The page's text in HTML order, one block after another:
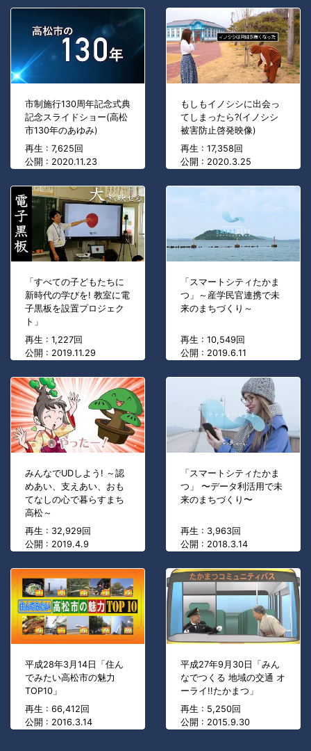
市制施行130周年記念式典
記念スライドショー(高松
市130年のあゆみ)
再生 : 7,625回
公開 : 2020.11.23
もしもイノシシに出会っ
てしまったら?(イノシシ
被害防止啓発映像)
再生 : 17,358回
公開 : 2020.3.25
「すべての子どもたちに
新時代の学びを! 教室に電
子黒板を設置プロジェク
ト」
再生 : 1,227回
公開 : 2019.11.29
「スマートシティたかま
つ」～産学民官連携で未
来のまちづくり～
再生 : 10,549回
公開 : 2019.6.11
みんなでUDしよう! ～認
めあい、支えあい、おも
てなしの心で暮らすまち
高松～
再生 : 32,929回
公開 : 2019.4.9
「スマートシティたかま
つ」 〜データ利活用で未
来のまちづくり〜
再生 : 3,963回
公開 : 2018.3.14
平成28年3月14日「住ん
でみたい高松市の魅力
TOP10」
再生 : 66,412回
公開 : 2016.3.14
平成27年9月30日「みん
なでつくる 地域の交通 オ
ーライ!!たかまつ」
再生 : 5,250回
公開 : 2015.9.30